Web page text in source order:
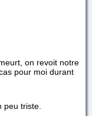
on revoit notre
pour moi durant
peu triste.